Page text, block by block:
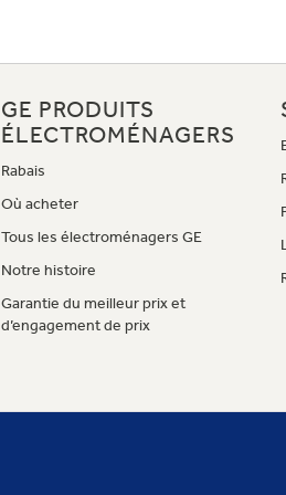
GE PRODUITS
ÉLECTROMÉNAGERS
Rabais
Où acheter
Tous les électroménagers GE
Notre histoire
Garantie du meilleur prix et
d’engagement de prix